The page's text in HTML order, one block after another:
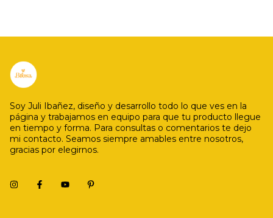
Soy Juli Ibañez, diseño y desarrollo todo lo que ves en la
página y trabajamos en equipo para que tu producto llegue
en tiempo y forma. Para consultas o comentarios te dejo
mi contacto. Seamos siempre amables entre nosotros,
gracias por elegirnos.